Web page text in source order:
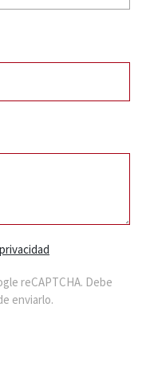
reCAPTCHA. Debe
enviarlo.